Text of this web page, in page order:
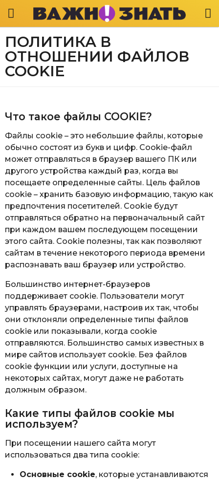
ПОЛИТИКА В
ОТНОШЕНИИ ФАЙЛОВ
COOKIE
Что такое файлы COOKIE?
Файлы cookie – это небольшие файлы, которые
обычно состоят из букв и цифр. Cookie-файл
может отправляться в браузер вашего ПК или
другого устройства каждый раз, когда вы
посещаете определенные сайты. Цель файлов
cookie – хранить базовую информацию, такую как
предпочтения посетителей. Cookie будут
отправляться обратно на первоначальный сайт
при каждом вашем последующем посещении
этого сайта. Cookie полезны, так как позволяют
сайтам в течение некоторого периода времени
распознавать ваш браузер или устройство.
Большинство интернет-браузеров
поддерживает cookie. Пользователи могут
управлять браузерами, настроив их так, чтобы
они отклоняли определенные типы файлов
cookie или показывали, когда cookie
отправляются. Большинство самых известных в
мире сайтов использует cookie. Без файлов
cookie функции или услуги, доступные на
некоторых сайтах, могут даже не работать
должным образом.
Какие типы файлов cookie мы
используем?
При посещении нашего сайта могут
использоваться два типа cookie:
Основные cookie, которые устанавливаются